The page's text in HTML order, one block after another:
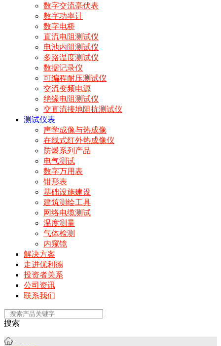
数字交流毫伏表
数字功率计
数字电桥
直流电阻测试仪
电池内阻测试仪
多路温度测试仪
数据记录仪
可编程耐压测试仪
交流变频电源
绝缘电阻测试仪
交直流接地阻抗测试仪
测试仪表
声学成像与热成像
在线式红外热成像仪
防爆系列产品
电气测试
数字万用表
钳形表
基础设施建设
建筑测绘工具
网络电缆测试
温度测量
气体检测
内窥镜
解决方案
走进优利德
投资者关系
公司资讯
联系我们
搜索